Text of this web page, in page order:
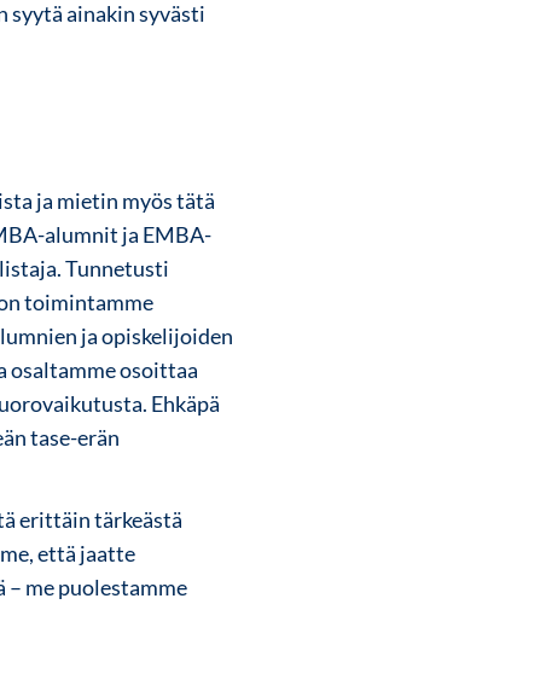
syytä ainakin syvästi
ja mietin myös tätä
alumnit ja EMBA-
Tunnetusti
toimintamme
ja opiskelijoiden
osaltamme osoittaa
Ehkäpä
tase-erän
erittäin tärkeästä
että jaatte
– me puolestamme